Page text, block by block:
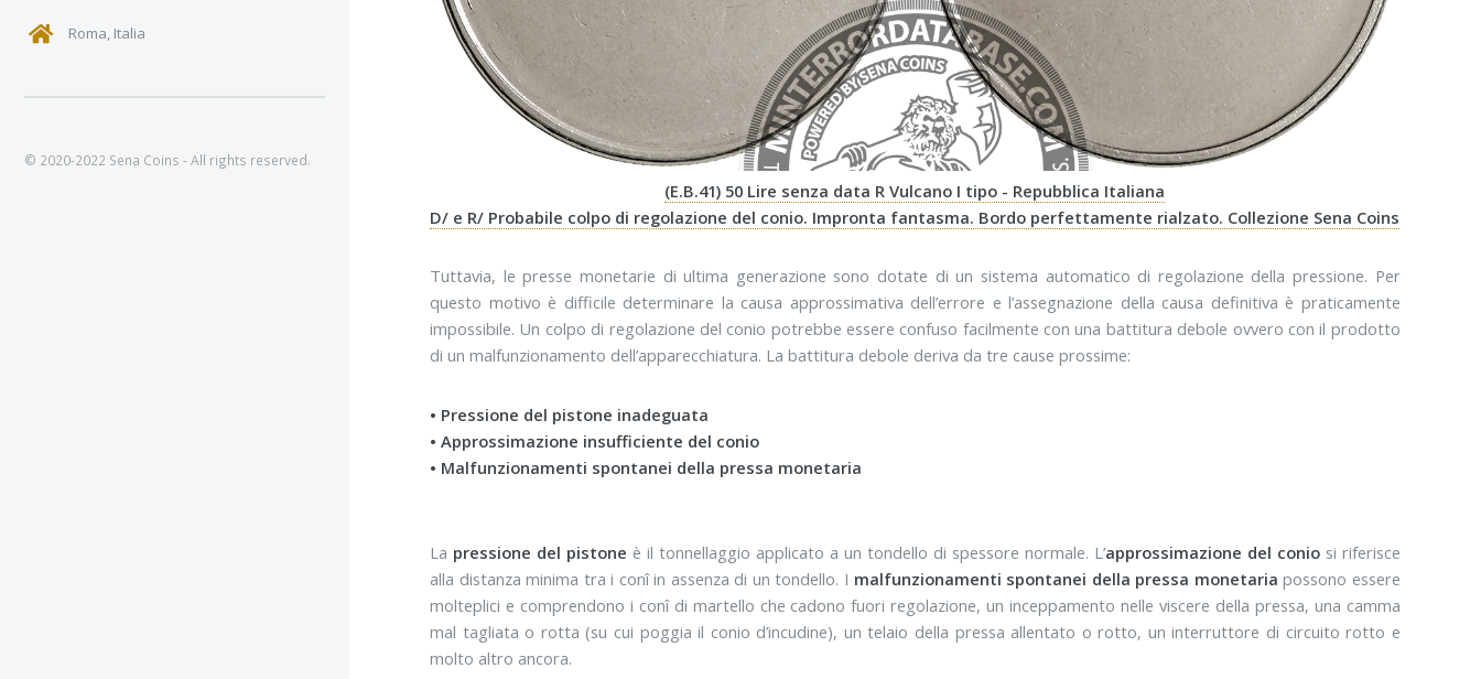
(E.B.41) 50 Lire senza data R Vulcano I tipo - Repubblica Italiana
D/ e R/ Probabile colpo di regolazione del conio. Impronta fantasma. Bordo perfettamente rialzato. Collezione Sena Coins
Tuttavia, le presse monetarie di ultima generazione sono dotate di un sistema automatico di regolazione della pressione. Per
questo motivo è difficile determinare la causa approssimativa dell’errore e l’assegnazione della causa definitiva è praticamente
impossibile. Un colpo di regolazione del conio potrebbe essere confuso facilmente con una battitura debole ovvero con il prodotto
di un malfunzionamento dell’apparecchiatura. La battitura debole deriva da tre cause prossime:
• Pressione del pistone inadeguata
• Approssimazione insufficiente del conio
• Malfunzionamenti spontanei della pressa monetaria
La pressione del pistone è il tonnellaggio applicato a un tondello di spessore normale. L’approssimazione del coniosi riferisce
alla distanza minima tra i conî in assenza di un tondello. I malfunzionamenti spontanei della pressa monetaria possono essere
molteplici e comprendono i conî di martello che cadono fuori regolazione, un inceppamento nelle viscere della pressa, una camma
mal tagliata o rotta (su cui poggia il conio d’incudine), un telaio della pressa allentato o rotto, un interruttore di circuito rotto e
molto altro ancora.
Roma, Italia
© 2020-2022 Sena Coins - All rights reserved.